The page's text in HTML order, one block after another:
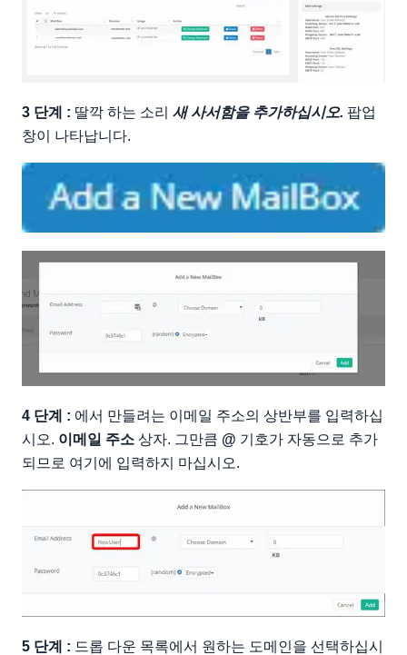
3 단계 : 딸깍 하는 소리 새 사서함을 추가하십시오. 팝업
창이 나타납니다.
4 단계 : 에서 만들려는 이메일 주소의 상반부를 입력하십
시오. 이메일 주소 상자. 그만큼 @ 기호가 자동으로 추가
되므로 여기에 입력하지 마십시오.
5 단계 : 드롭 다운 목록에서 원하는 도메인을 선택하십시